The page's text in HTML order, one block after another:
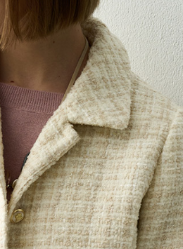
４．使用「AFTEE先享後付」時
即時審查核予不同之上限額度；若
結果請求用戶進行身份認證。
５．嚴禁一人註冊多個帳號或使用
形，恩沛科技股份有限公司將有權